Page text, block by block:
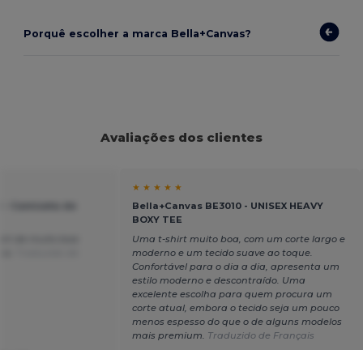
Porquê escolher a marca Bella+Canvas?
Avaliações dos clientes
★ ★ ★ ★ ★
Bella+Canvas BE3010 - UNISEX HEAVY
BOXY TEE
Uma t-shirt muito boa, com um corte largo e
moderno e um tecido suave ao toque.
Confortável para o dia a dia, apresenta um
estilo moderno e descontraído. Uma
excelente escolha para quem procura um
corte atual, embora o tecido seja um pouco
menos espesso do que o de alguns modelos
mais premium. Traduzido de Français